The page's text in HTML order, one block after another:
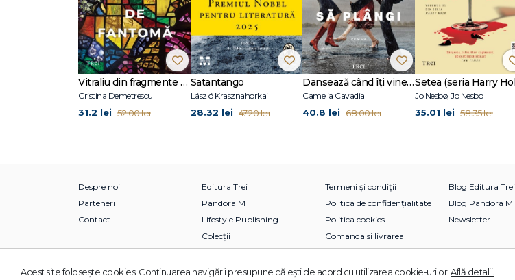
Vitraliu din fragmente de fantomă
Cristina Demetrescu
31.2 lei 52.00 lei
Satantango
László Krasznahorkai
28.32 lei 47.20 lei
Dansează când îți vine să plângi
Camelia Cavadia
40.8 lei 68.00 lei
Jo Nesbø, Jo Nesbo
35.01 lei 58.35 lei
Despre noi
Parteneri
Contact
Editura Trei
Pandora M
Lifestyle Publishing
Colecții
Termeni și condiții
Politica de confidențialitate
Politica cookies
Comanda si livrarea
Blog Editura Trei
Blog Pandora M
Newsletter
© 2026 Grupul Editorial TREI. Toate drepturile rezervate.
Acest site foloseşte cookies. Continuarea navigării presupune că eşti de acord cu utilizarea cookie-urilor. Află detalii.